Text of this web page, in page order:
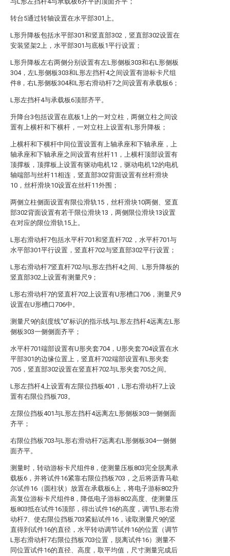
转台5通过转轴设置在水平部301上。
L形升降板包括水平部301和竖直部302，竖直部302设置在
安装竖架2上，水平部301与底板1平行设置；
L形升降板左右两侧分别设置有左L形侧板303和右L形侧板
304，左L形侧板303和L形左挡杆4之间设置有游标卡尺组
件8，右L形侧板304和L形右滑动杆7之间设置有承载板6；
L形左挡杆4与承载板6顶部齐平。
升降台3包括设置在底板1上的一对立柱，两侧立柱之间设
置有上横杆和下横杆，一对立柱上设置有L形升降板；
上横杆和下横杆中间位置设置有上轴承座和下轴承座，上
轴承座和下轴承座之间设置有丝杆11，上横杆顶部设置有
顶撑板，顶撑板上设置有驱动电机12，驱动电机12的电机
轴端部与丝杆11相连，竖直部302背面设置有丝杆滑块
10，丝杆滑块10设置在丝杆11外围；
两侧立柱侧面设置有限位滑轨15，丝杆滑块10两侧、竖直
部302背面设置有若干限位滑块13，两侧限位滑块13设置
在对应的限位滑轨15上。
L形右滑动杆7包括水平杆701和竖直杆702，水平杆701与
水平部301平行设置，竖直杆702与竖直部302平行设置；
L形右滑动杆7竖直杆702与L形左挡杆4之间、L形升降板的
竖直部302上设置有测量尺9；
L形右滑动杆7的竖直杆702上设置有U形槽口706，测量尺9
设置在U形槽口706中。
测量尺9的刻度线“0”标识的指示线与L形左挡杆4远离左L形
侧板303一侧侧面齐平；
水平杆701端部设置有U形夹套704，U形夹套704设置在水
平部301的边缘位置上，竖直杆702端部设置有L形夹套
705，竖直部302设置在竖直杆702与L形夹套705之间。
L形左挡杆4上设置有左限位挡板401，L形右滑动杆7上设
置有右限位挡板703。
左限位挡板401与L形左挡杆4远离左L形侧板303一侧侧面
齐平；
右限位挡板703与L形右滑动杆7远离右L形侧板304一侧侧
面齐平。
测量时，转动游标卡尺组件8，使测量压板803完全脱离承
载板6，并将试件16紧靠右限位挡板703，之后将沥青马歇
尔试件16（圆柱状）放置在承载板6上，将电子游标802升
高复位游标卡尺组件8，降低电子游标802高度、使测量压
板803抵在试件16顶部，得出试件16的高度，调节L形右滑
动杆7、使右限位挡板703紧贴试件16，读取测量尺9的竖
直得到试件16的直径，水平转动调节试件16的位置（调节
L形右滑动杆7右限位挡板703位置，脱离试件16）测量不
同位置试件16的直径、高度，取平均值，尺寸测量完成后